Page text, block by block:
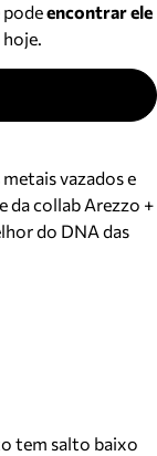
podeencontrar ele
vazados e
da collab Arezzo +
do DNA das
tem salto baixo